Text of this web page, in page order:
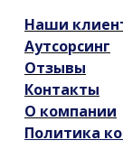
Политика
О компании
Контакты
Отзывы
Аутсорсинг
Наши